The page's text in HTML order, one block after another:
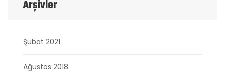
Arşivler
Şubat 2021
Ağustos 2018